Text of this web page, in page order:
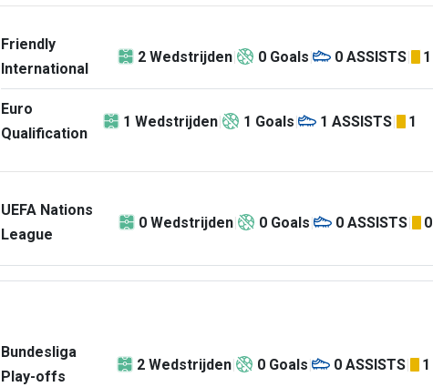
Friendly
International
2 Wedstrijden 0 Goals 0 ASSISTS 1
Euro
Qualification
1 Wedstrijden 1 Goals 1 ASSISTS 1
UEFA Nations
League
0 Wedstrijden 0 Goals 0 ASSISTS 0
Bundesliga
Play-offs
2 Wedstrijden 0 Goals 0 ASSISTS 1